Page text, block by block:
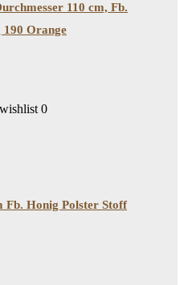
110 cm, Fb.
Orange
0
Fb. Honig Polster Stoff